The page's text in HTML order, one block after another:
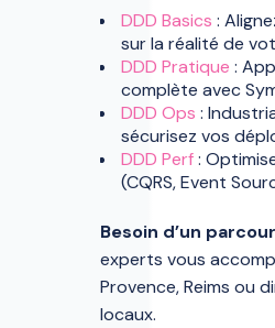
DDD Basics :
sur la réalité de
DDD Pratique :
complète avec
DDD Ops :
sécurisez vos
DDD Perf:
(CQRS, Event
Besoin d’un
experts vous
Provence, Reims ou
locaux.